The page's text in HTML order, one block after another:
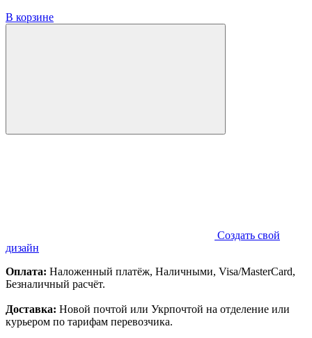
В корзине
Создать свой
дизайн
Оплата: Наложенный платёж, Наличными, Visa/MasterCard,
Безналичный расчёт.
Доставка: Новой почтой или Укрпочтой на отделение или
курьером по тарифам перевозчика.